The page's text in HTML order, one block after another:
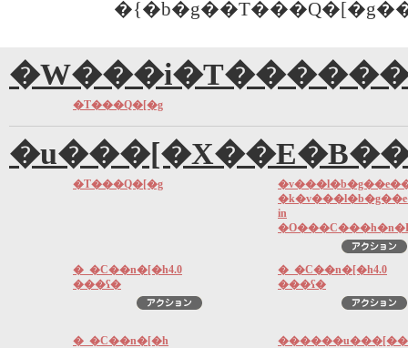
�T���Q�[�g
�T���Q�[�g
in
�_�C��n�[�h4.0
���ʕ�
�_�C��n�[�h4.0
���ʕ�
�_�C��n�[�h